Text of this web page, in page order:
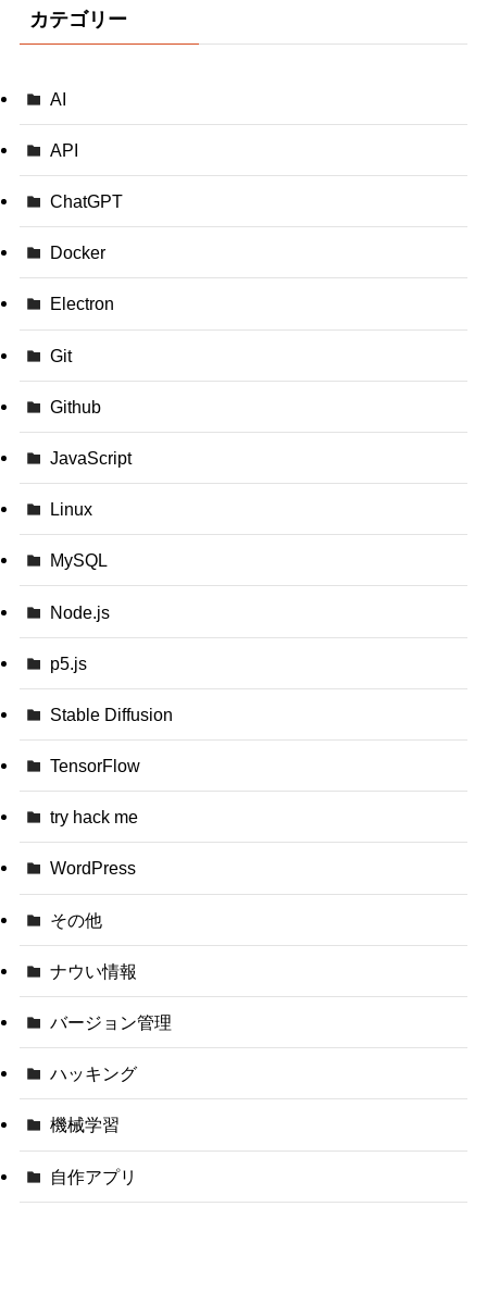
カテゴリー
AI
API
ChatGPT
Docker
Electron
Git
Github
JavaScript
Linux
MySQL
Node.js
p5.js
Stable Diffusion
TensorFlow
try hack me
WordPress
その他
ナウい情報
バージョン管理
ハッキング
機械学習
自作アプリ